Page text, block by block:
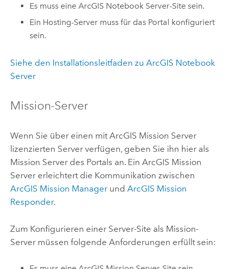
Es muss eineArcGIS Notebook Server-Site sein.
Ein Hosting-Server muss für das Portal konfiguriert
sein.
Siehe den Installationsleitfaden zu ArcGIS Notebook
Server
Mission-Server
Wenn Sie über einen mit ArcGIS Mission Server
lizenzierten Server verfügen, geben Sie ihn hier als
Mission Server des Portals an. Ein ArcGIS Mission
Servererleichtert die Kommunikation zwischen
ArcGIS Mission Managerund ArcGIS Mission
Responder.
Zum Konfigurieren einer Server-Site als Mission-
Server müssen folgende Anforderungen erfüllt sein: